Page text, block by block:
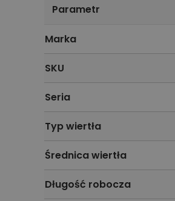
Parametr
Marka
SKU
Seria
Typ wiertła
Średnica wiertła
Długość robocza